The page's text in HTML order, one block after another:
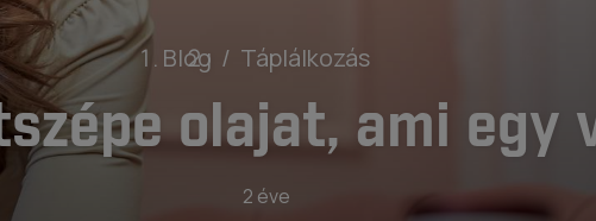
Blog Táplálkozás
olajat, ami egy
2 éve